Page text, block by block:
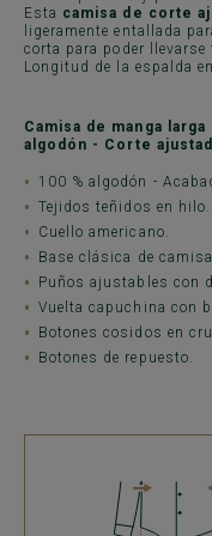
Esta camisa de corte
ligeramente entallada
corta para poder
Longitud de la espalda
Camisa de manga
algodón - Corte
100 % algodón -
Tejidos teñidos en hilo.
Cuello americano.
Base clásica de
Puños ajustables con
Vuelta capuchina con
Botones cosidos en
Botones de repuesto.